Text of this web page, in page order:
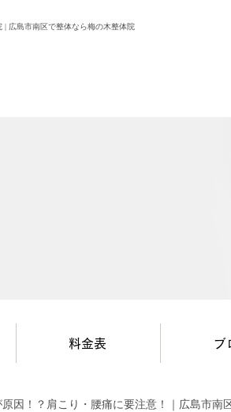
| 広島市南区で整体なら梅の木整体院
料金表 ブ
因！？肩こり・腰痛に要注意！｜広島市南